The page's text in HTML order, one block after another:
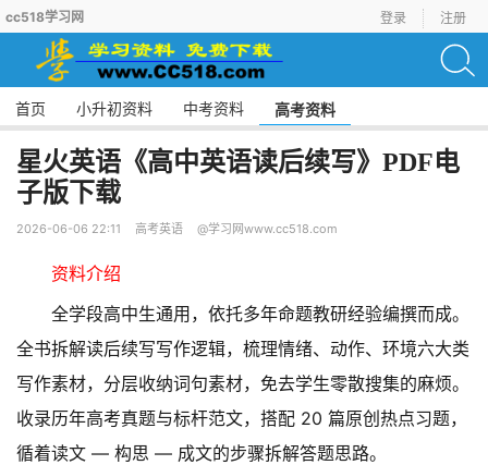
cc518学习网 登录 注册
首页 小升初资料 中考资料 高考资料
星火英语《高中英语读后续写》PDF电
子版下载
2026-06-06 22:11 高考英语 @学习网www.cc518.com
资料介绍
全学段高中生通用，依托多年命题教研经验编撰而成。
全书拆解读后续写写作逻辑，梳理情绪、动作、环境六大类
写作素材，分层收纳词句素材，免去学生零散搜集的麻烦。
收录历年高考真题与标杆范文，搭配 20 篇原创热点习题，
循着读文 — 构思 — 成文的步骤拆解答题思路。